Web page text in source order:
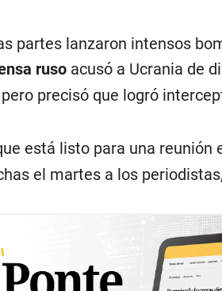
partes lanzaron intensos
ruso acusó a Ucrania de
precisó que logró
está listo para una reunión
el martes a los